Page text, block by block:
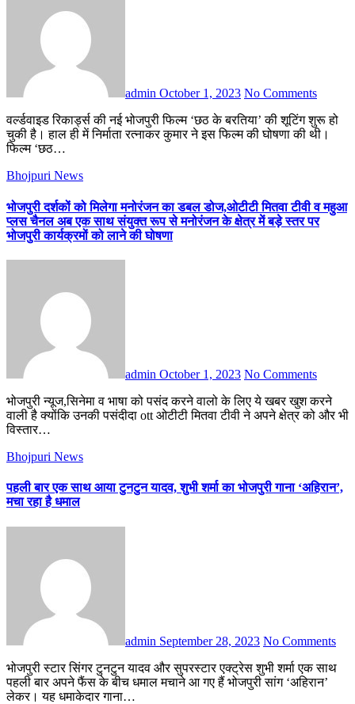
admin October 1, 2023 No Comments
वर्ल्डवाइड रिकार्ड्स की नई भोजपुरी फिल्म ‘छठ के बरतिया’ की शूटिंग शुरू हो
चुकी है। हाल ही में निर्माता रत्नाकर कुमार ने इस फिल्म की घोषणा की थी।
फिल्म ‘छठ…
Bhojpuri News
भोजपुरी दर्शकों को मिलेगा मनोरंजन का डबल डोज,ओटीटी मितवा टीवी व महुआ
प्लस चैनल अब एक साथ संयुक्त रूप से मनोरंजन के क्षेत्र में बड़े स्तर पर
भोजपुरी कार्यक्रमों को लाने की घोषणा
admin October 1, 2023 No Comments
भोजपुरी न्यूज,सिनेमा व भाषा को पसंद करने वालो के लिए ये खबर खुश करने
वाली है क्योंकि उनकी पसंदीदा ott ओटीटी मितवा टीवी ने अपने क्षेत्र को और भी
विस्तार…
Bhojpuri News
पहली बार एक साथ आया टुनटुन यादव, शुभी शर्मा का भोजपुरी गाना ‘अहिरान’,
मचा रहा है धमाल
admin September 28, 2023 No Comments
भोजपुरी स्टार सिंगर टुनटुन यादव और सुपरस्टार एक्ट्रेस शुभी शर्मा एक साथ
पहली बार अपने फैंस के बीच धमाल मचाने आ गए हैं भोजपुरी सांग ‘अहिरान’
लेकर। यह धमाकेदार गाना…